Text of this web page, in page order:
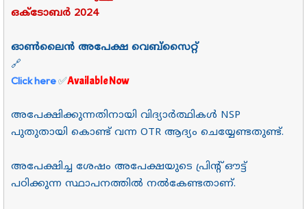
ഒക്ടോബർ 2024
ഓൺലൈൻ അപേക്ഷ വെബ്സൈറ്റ്
🔗
Click here✅Available Now
അപേക്ഷിക്കുന്നതിനായി വിദ്യാർത്ഥികൾ NSP
പുതുതായി കൊണ്ട് വന്ന OTR ആദ്യം ചെയ്യേണ്ടതുണ്ട്.
അപേക്ഷിച്ച ശേഷം അപേക്ഷയുടെ പ്രിന്റ് ഔട്ട്‌
പഠിക്കുന്ന സ്ഥാപനത്തിൽ നൽകേണ്ടതാണ്.